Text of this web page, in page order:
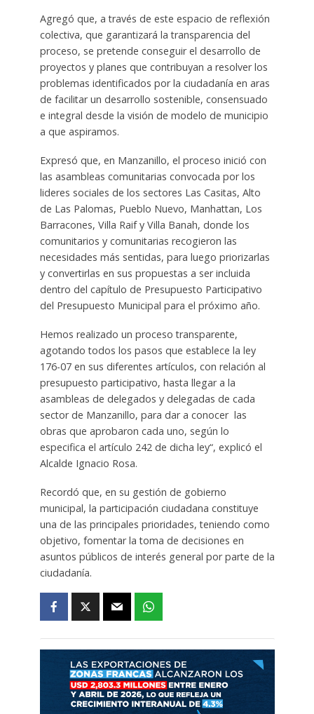
Agregó que, a través de este espacio de reflexión
colectiva, que garantizará la transparencia del
proceso, se pretende conseguir el desarrollo de
proyectos y planes que contribuyan a resolver los
problemas identificados por la ciudadanía en aras
de facilitar un desarrollo sostenible, consensuado
e integral desde la visión de modelo de municipio
a que aspiramos.
Expresó que, en Manzanillo, el proceso inició con
las asambleas comunitarias convocada por los
lideres sociales de los sectores Las Casitas, Alto
de Las Palomas, Pueblo Nuevo, Manhattan, Los
Barracones, Villa Raif y Villa Banah, donde los
comunitarios y comunitarias recogieron las
necesidades más sentidas, para luego priorizarlas
y convertirlas en sus propuestas a ser incluida
dentro del capítulo de Presupuesto Participativo
del Presupuesto Municipal para el próximo año.
Hemos realizado un proceso transparente,
agotando todos los pasos que establece la ley
176-07 en sus diferentes artículos, con relación al
presupuesto participativo, hasta llegar a la
asambleas de delegados y delegadas de cada
sector de Manzanillo, para dar a conocer las
obras que aprobaron cada uno, según lo
especifica el artículo 242 de dicha ley“, explicó el
Alcalde Ignacio Rosa.
Recordó que, en su gestión de gobierno
municipal, la participación ciudadana constituye
una de las principales prioridades, teniendo como
objetivo, fomentar la toma de decisiones en
asuntos públicos de interés general por parte de la
ciudadanía.